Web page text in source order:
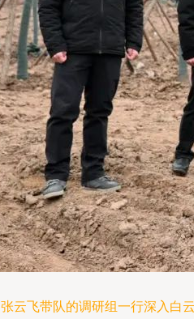
云飞带队的调研组一行深入白